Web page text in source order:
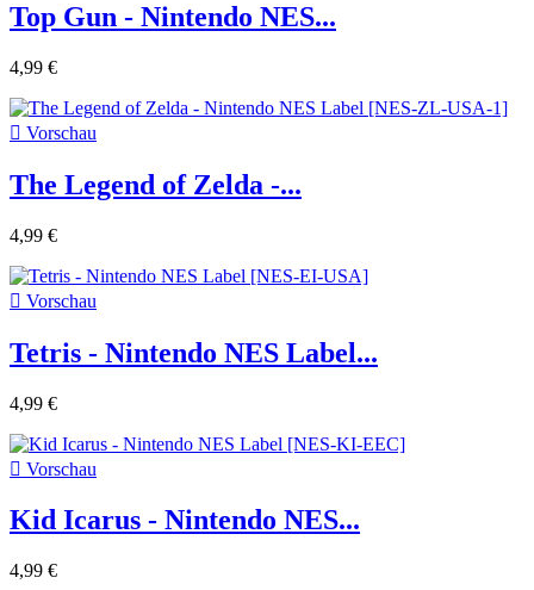
Top Gun - Nintendo NES...
4,99 €
 Vorschau
The Legend of Zelda -...
4,99 €
 Vorschau
Tetris - Nintendo NES Label...
4,99 €
 Vorschau
Kid Icarus - Nintendo NES...
4,99 €